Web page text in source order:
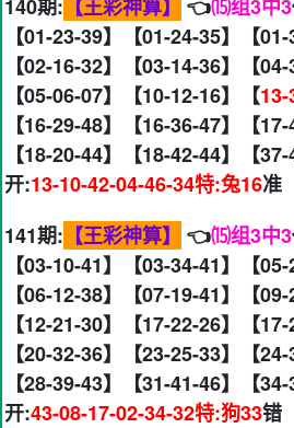
140期: 【王彩神算】 👈⒂组3中3
【01-23-39】【01-24-35】【01-
【02-16-32】【03-14-36】【04-
【05-06-07】【10-12-16】【
【16-29-48】【16-36-47】【17-
【18-20-44】【18-42-44】【37-
开:13-10-42-04-46-34特:兔16准
141期: 【王彩神算】 👈⒂组3中3
【03-10-41】【03-34-41】【05-
【06-12-38】【07-19-41】【09-
【12-21-30】【17-22-26】【17-
【20-32-36】【23-25-33】【24-
【28-39-43】【31-41-46】【34-
开:43-08-17-02-34-32特:狗33错